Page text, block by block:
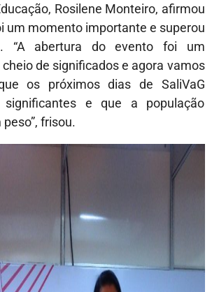
Rosilene Monteiro, afirmou
um momento importante e superou
“A abertura do evento foi um
de significados e agora vamos
os próximos dias de SaliVaG
e que a população
frisou.